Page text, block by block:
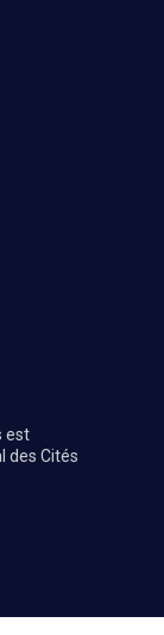
est
des Cités